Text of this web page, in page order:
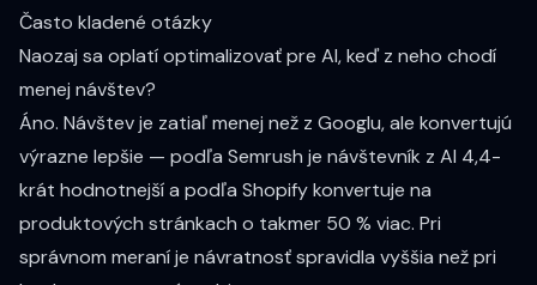
Často kladené otázky
Naozaj sa oplatí optimalizovať pre AI, keď z neho chodí
menej návštev?
Áno. Návštev je zatiaľ menej než z Googlu, ale konvertujú
výrazne lepšie — podľa Semrush je návštevník z AI 4,4-
krát hodnotnejší a podľa Shopify konvertuje na
produktových stránkach o takmer 50 % viac. Pri
správnom meraní je návratnosť spravidla vyššia než pri